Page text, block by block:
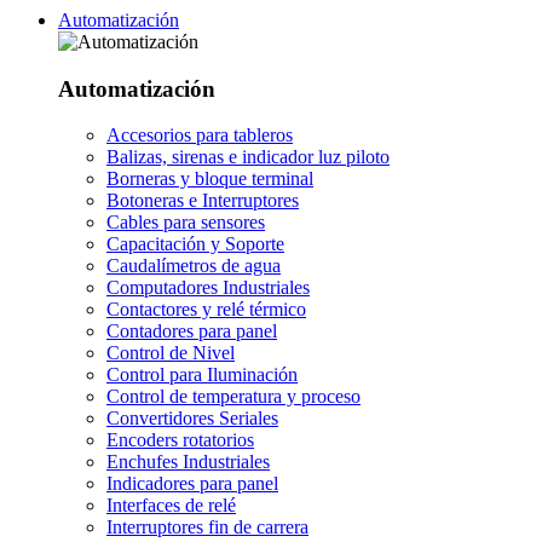
Automatización
Automatización
Accesorios para tableros
Balizas, sirenas e indicador luz piloto
Borneras y bloque terminal
Botoneras e Interruptores
Cables para sensores
Capacitación y Soporte
Caudalímetros de agua
Computadores Industriales
Contactores y relé térmico
Contadores para panel
Control de Nivel
Control para Iluminación
Control de temperatura y proceso
Convertidores Seriales
Encoders rotatorios
Enchufes Industriales
Indicadores para panel
Interfaces de relé
Interruptores fin de carrera